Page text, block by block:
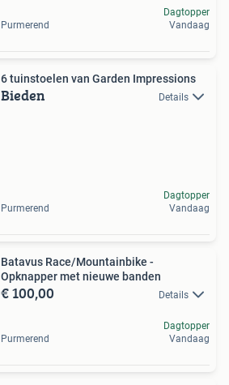
Purmerend
Dagtopper
Vandaag
6 tuinstoelen van Garden Impressions
Bieden Details
Purmerend
Dagtopper
Vandaag
Batavus Race/Mountainbike -
Opknapper met nieuwe banden
€ 100,00 Details
Purmerend
Dagtopper
Vandaag